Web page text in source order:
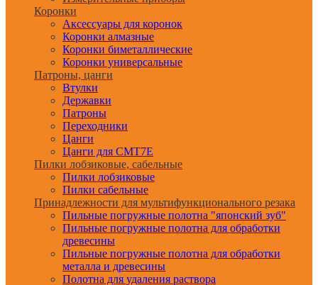
Коронки
Аксессуары для коронок
Коронки алмазные
Коронки биметаллические
Коронки универсальные
Патроны, цанги
Втулки
Державки
Патроны
Переходники
Цанги
Цанги для CMT7E
Пилки лобзиковые, сабельные
Пилки лобзиковые
Пилки сабельные
Принадлежности для мультифункционального резака
Пильные погружные полотна "японский зуб"
Пильные погружные полотна для обработки
древесины
Пильные погружные полотна для обработки
металла и древесины
Полотна для удаления раствора